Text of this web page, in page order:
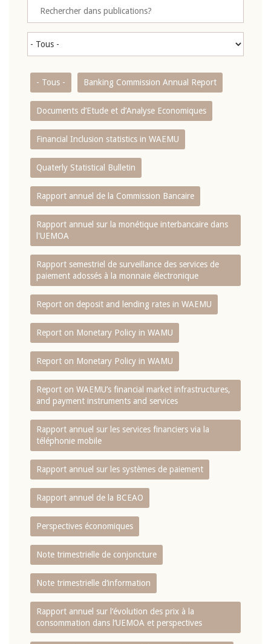
- Tous - Banking Commission Annual Report
Documents d’Etude et d’Analyse Economiques
Financial Inclusion statistics in WAEMU
Quaterly Statistical Bulletin
Rapport annuel de la Commission Bancaire
Rapport annuel sur la monétique interbancaire dans
l'UEMOA
Rapport semestriel de surveillance des services de
paiement adossés à la monnaie électronique
Report on deposit and lending rates in WAEMU
Report on Monetary Policy in WAMU
Report on Monetary Policy in WAMU
Report on WAEMU’s financial market infrastructures,
and payment instruments and services
Rapport annuel sur les services financiers via la
téléphonie mobile
Rapport annuel sur les systèmes de paiement
Rapport annuel de la BCEAO
Perspectives économiques
Note trimestrielle de conjoncture
Note trimestrielle d‘information
Rapport annuel sur l‘évolution des prix à la
consommation dans l‘UEMOA et perspectives